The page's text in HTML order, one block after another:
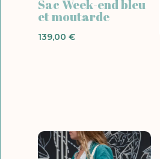
Sac Week-end bleu
et moutarde
139,00€